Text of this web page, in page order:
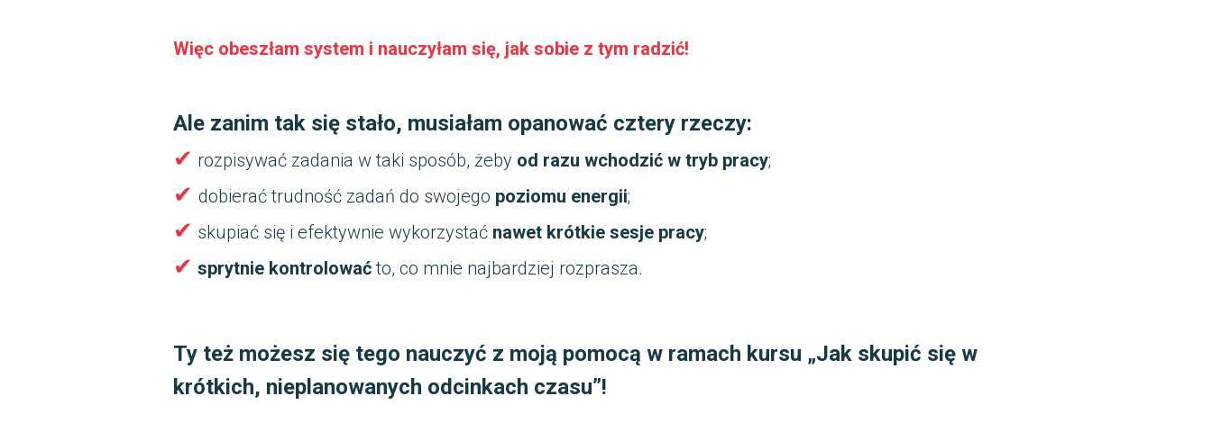
Więc obeszłam system i nauczyłam się, jak sobie z tym radzić!
Ale zanim tak się stało, musiałam opanować cztery rzeczy:
✔ rozpisywać zadania w taki sposób, żeby od razu wchodzić w tryb pracy;
✔ dobierać trudność zadań do swojego poziomu energii;
✔ skupiać się i efektywnie wykorzystać nawet krótkie sesje pracy;
✔ sprytnie kontrolowaćto, co mnie najbardziej rozprasza.
Ty też możesz się tego nauczyć z moją pomocą w ramach kursu „Jak skupić się w
krótkich, nieplanowanych odcinkach czasu”!